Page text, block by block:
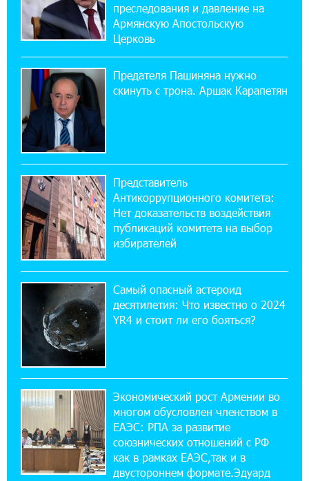
11:21:15 31-07-2026
ЕАЭС со временем будет расширяться. Когда-
нибудь это поймёт и рядовой армянин, но
11:03:52 31-07-2026
Если Израиль использует тему Геноцида
армян против Эрдогана, то что для него
значит сам Геноцид?
17:16:14 30-07-2026
ВТБ (Армения): вклад «Стабильный» — до
10% годовых и оформление в мобильном
приложении
17:03:49 30-07-2026
Платформа Rate.Trading на Seaside Startup
14:44:13 29-07-2026
Состоялось открытие Khachaturian Rooftop
при поддержке IDBank
18:38:18 28-07-2026
Пашинян ты упустил свой шанс уйти
спокойно. Аршак Карапетян
12:04:53 28-07-2026
преследования и давление на
Армянскую Апостольскую
Церковь
Предателя Пашиняна нужно
скинуть с трона. Аршак Карапетян
Представитель
Антикоррупционного комитета:
Нет доказательств воздействия
публикаций комитета на выбор
избирателей
Самый опасный астероид
десятилетия: Что известно о 2024
YR4 и стоит ли его бояться?
Экономический рост Армении во
многом обусловлен членством в
ЕАЭС: РПА за развитие
союзнических отношений с РФ
как в рамках ЕАЭС,так и в
двустороннем формате.Эдуард